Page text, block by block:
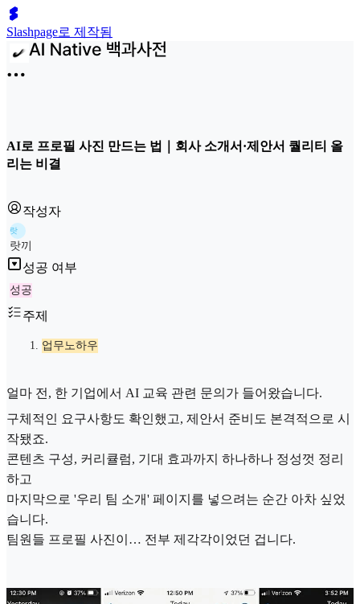
Slashpage로 제작됨
AI로 프로필 사진 만드는 법｜회사 소개서·제안서 퀄리티 올
리는 비결
작성자
랏
랏끼
성공 여부
성공
주제
업무노하우
얼마 전, 한 기업에서 AI 교육 관련 문의가 들어왔습니다.
구체적인 요구사항도 확인했고, 제안서 준비도 본격적으로 시
작됐죠.
콘텐츠 구성, 커리큘럼, 기대 효과까지 하나하나 정성껏 정리
하고
마지막으로 '우리 팀 소개' 페이지를 넣으려는 순간 아차 싶었
습니다.
팀원들 프로필 사진이… 전부 제각각이었던 겁니다.